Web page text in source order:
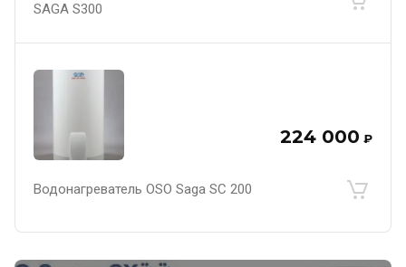
SAGA S300
224 000 ₽
Водонагреватель OSO Saga SC 200